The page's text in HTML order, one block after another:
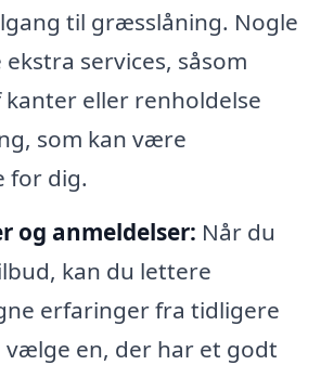
til græsslåning. Nogle
services, såsom
eller renholdelse
som kan være
for dig.
og anmeldelser: Når du
kan du lettere
erfaringer fra tidligere
vælge en, der har et godt